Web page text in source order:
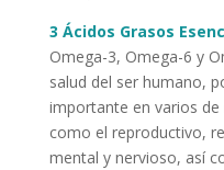
3 Ácidos Grasos
Omega-3, Omega-6 y
salud del ser humano,
importante en varios
como el reproductivo,
mental y nervioso, así